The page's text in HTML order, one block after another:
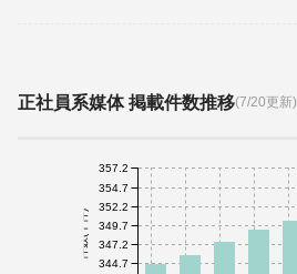
正社員系媒体 掲載件数推移(7/20更新)
件数(千件)
344.7
347.2
349.7
352.2
354.7
357.2